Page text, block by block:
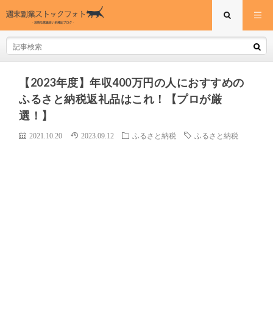
【2023年度】年収400万円の人におすすめの
ふるさと納税返礼品はこれ！【プロが厳
選！】
2021.10.20 2023.09.12 ふるさと納税 ふるさと納税